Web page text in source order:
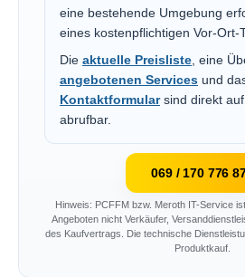
eine bestehende Umgebung
eines kostenpflichtigen Vor-Ort-
Die aktuelle Preisliste , eine
angebotenen Services und
Kontaktformularsind direkt
abrufbar.
069 / 170 776
Hinweis: PCFFM bzw. Meroth IT-Service
Angeboten nicht Verkäufer,
des Kaufvertrags. Die technische
Produktkauf.